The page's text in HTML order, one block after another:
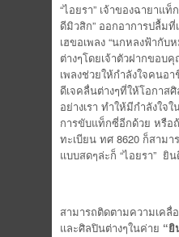
“ไอยรา” เจ้าของฉายาแ
ดีมิวสิก” ออกอาการปลื้ม
เฮขอเพลง “นกหลงฟ้ากับ
ต่างๆโดยเจ้าตัวฝากขอ
เพลงช่วยให้กำลังใจคนอ
ดีเจคลื่นต่างๆที่ให้โอกาส
อย่างเรา ทำให้มีกำลังใจ
การขับแท็กซี่อีกด้วย หรือ
ทะเบียน ทศ 8620 ก็สาม
แบบสดๆล่ะก็ “ไอยรา” ยิ
สามารถติดตามความเคลื่
และศิลปินต่างๆในค่าย “ยิ